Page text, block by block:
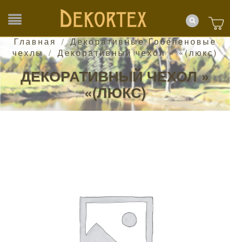
Главная /
Декоративные Гобеленовые
чехлы / Декоративный чехол » «(люкс)
ДЕКОРАТИВНЫЙ ЧЕХОЛ »
«(ЛЮКС)